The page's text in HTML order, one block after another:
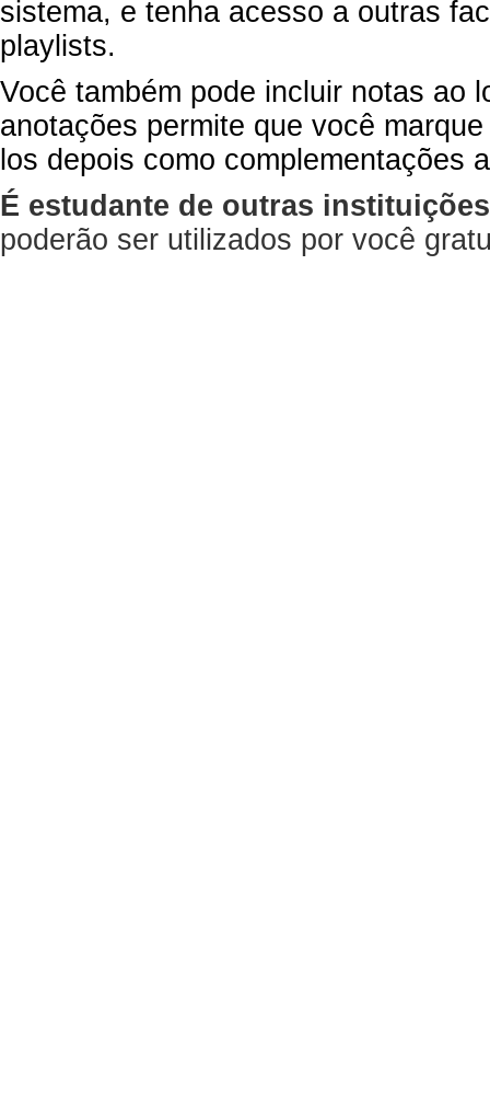
sistema, e tenha acesso a outras
playlists.
Você também pode incluir notas ao
anotações permite que você
los depois como complementações
É estudante de outras
poderão ser utilizados por você